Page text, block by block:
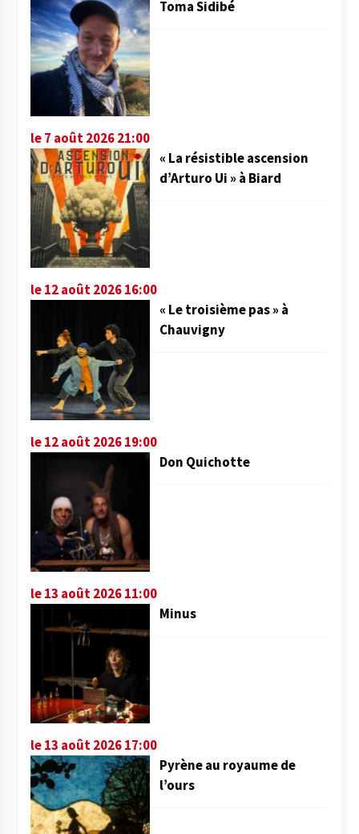
Toma Sidibé
le 7 août 2026 21:00
« La résistible ascension
d’Arturo Ui » à Biard
le 12 août 2026 16:00
« Le troisième pas » à
Chauvigny
le 12 août 2026 19:00
Don Quichotte
le 13 août 2026 11:00
Minus
le 13 août 2026 17:00
Pyrène au royaume de
l’ours